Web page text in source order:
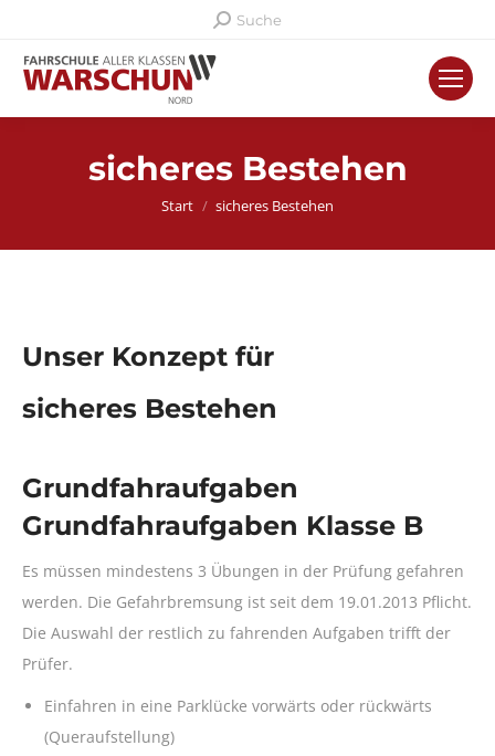
Search:
Suche
sicheres Bestehen
Sie befinden sich hier:
Start sicheres Bestehen
Unser Konzept für
sicheres Bestehen
Grundfahraufgaben
Grundfahraufgaben Klasse B
Es müssen mindestens 3 Übungen in der Prüfung gefahren
werden. Die Gefahrbremsung ist seit dem 19.01.2013 Pflicht.
Die Auswahl der restlich zu fahrenden Aufgaben trifft der
Prüfer.
Einfahren in eine Parklücke vorwärts oder rückwärts
(Queraufstellung)